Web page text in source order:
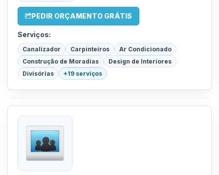
PEDIR ORÇAMENTO GRÁTIS
Serviços:
Canalizador Carpinteiros
Ar Condicionado
Construção de Moradias
Design de Interiores
Divisórias
+19 serviços